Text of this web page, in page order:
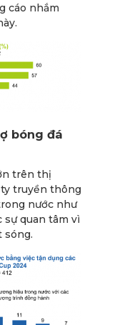
cáo nhắm
bóng đá
trên thị
truyền thông
nước như
sự quan tâm vì
sóng.